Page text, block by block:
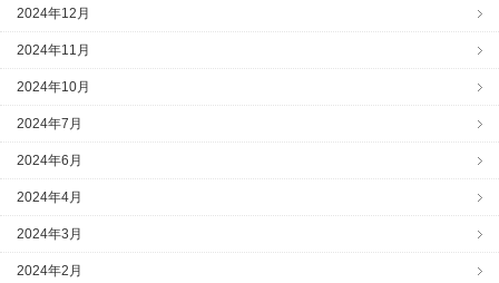
2024年12月
2024年11月
2024年10月
2024年7月
2024年6月
2024年4月
2024年3月
2024年2月